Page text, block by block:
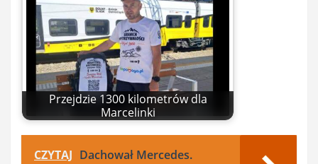
Przejdzie 1300 kilometrów dla
Marcelinki
CZYTAJ Dachował Mercedes.